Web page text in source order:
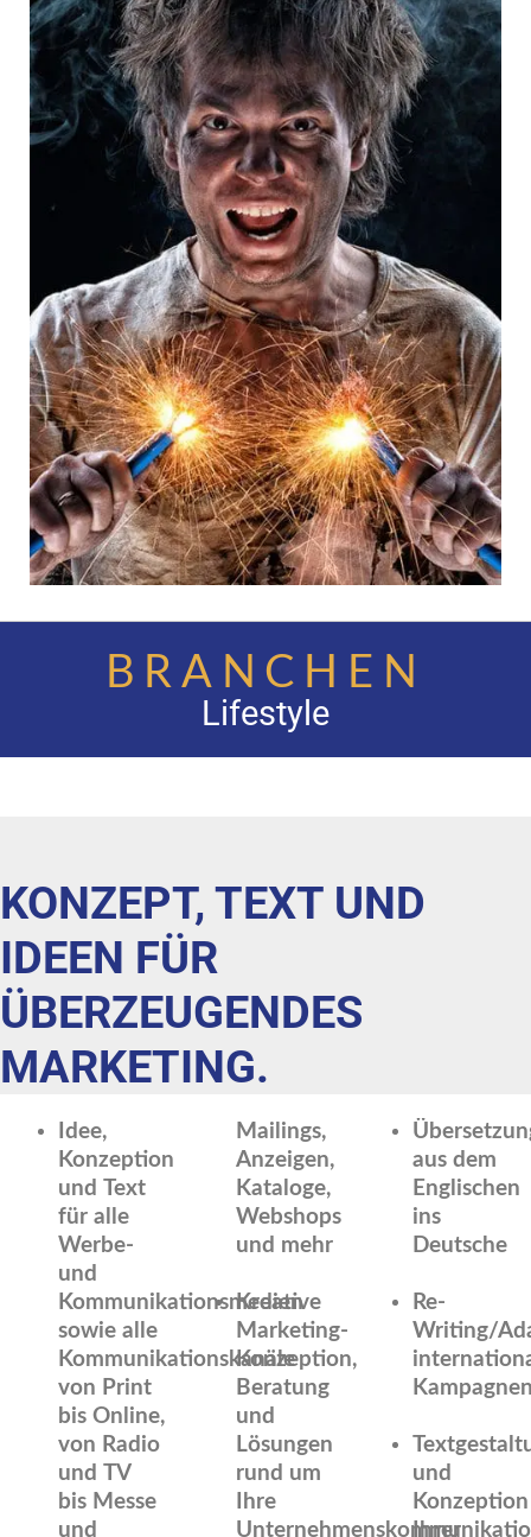
BRANCHEN
KONZEPT, TEXT UND
IDEEN FÜR
ÜBERZEUGENDES
MARKETING.
Idee,
Konzeption
und Text
für alle
Werbe-
und
Kommunikationsmedien
sowie alle
Kommunikationskanäle
von Print
bis Online,
von Radio
und TV
bis Messe
und
Mailings,
Anzeigen,
Kataloge,
Webshops
und mehr
Kreative
Marketing-
Konzeption,
Beratung
und
Lösungen
rund um
Ihre
aus dem
Englischen
ins
Deutsche
Re-
Writing/
und
Konzeption
Ihrer